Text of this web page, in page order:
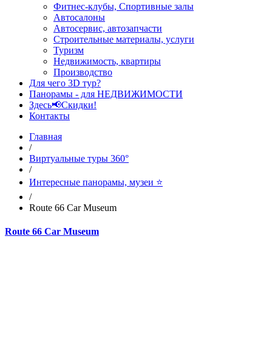
Фитнес-клубы, Спортивные залы
Автосалоны
Автосервис, автозапчасти
Строительные материалы, услуги
Туризм
Недвижимость, квартиры
Производство
Для чего 3D тур?
Панорамы - для НЕДВИЖИМОСТИ
Здесь📢Скидки!
Контакты
Главная
/
Виртуальные туры 360°
/
Интересные панорамы, музеи ⭐
/
Route 66 Car Museum
Route 66 Car Museum